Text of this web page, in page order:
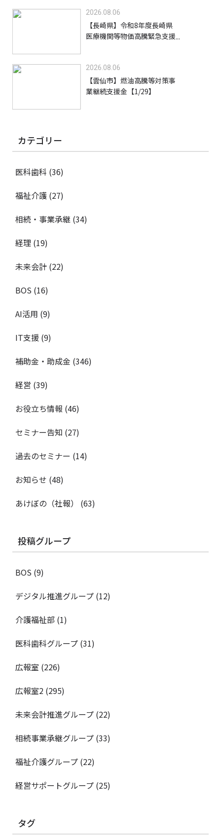
2026.08.06
【長崎県】令和8年度長崎県
医療機関等物価高騰緊急支援
2026.08.06
【雲仙市】燃油高騰等対策事
業継続支援金【1/29】
カテゴリー
医科歯科 (36)
福祉介護 (27)
相続・事業承継 (34)
経理 (19)
未来会計 (22)
BOS (16)
AI活用 (9)
IT支援 (9)
補助金・助成金 (346)
経営 (39)
お役立ち情報 (46)
セミナー告知 (27)
過去のセミナー (14)
お知らせ (48)
あけぼの（社報）
(63)
投稿グループ
BOS (9)
デジタル推進グループ (12)
介護福祉部 (1)
医科歯科グループ (31)
広報室 (226)
広報室2 (295)
未来会計推進グループ (22)
相続事業承継グループ (33)
福祉介護グループ (22)
経営サポートグループ (25)
タグ